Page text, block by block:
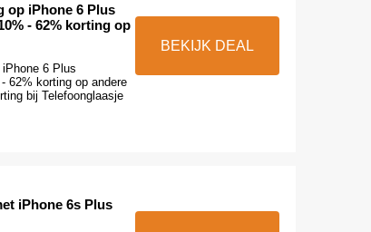
op iPhone 6 Plus
- 62% korting op
6 Plus
62% korting op andere
bij Telefoonglaasje
BEKIJK DEAL
iPhone 6s Plus